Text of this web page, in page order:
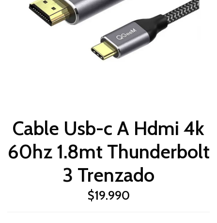
Cable Usb-c A Hdmi 4k
60hz 1.8mt Thunderbolt
3 Trenzado
$19.990